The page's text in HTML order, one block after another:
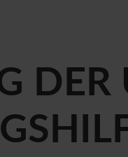
DER